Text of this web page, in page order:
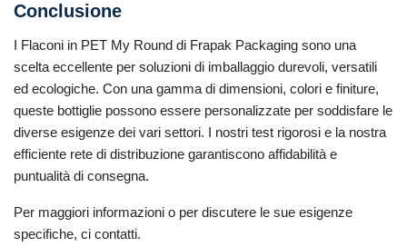
Conclusione
I Flaconi in PET My Round di Frapak Packaging sono una
scelta eccellente per soluzioni di imballaggio durevoli, versatili
ed ecologiche. Con una gamma di dimensioni, colori e finiture,
queste bottiglie possono essere personalizzate per soddisfare le
diverse esigenze dei vari settori. I nostri test rigorosi e la nostra
efficiente rete di distribuzione garantiscono affidabilità e
puntualità di consegna.
Per maggiori informazioni o per discutere le sue esigenze
specifiche, ci contatti.